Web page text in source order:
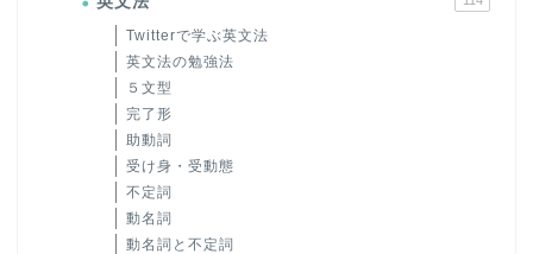
Twitterで学ぶ英文法
英文法の勉強法
５文型
完了形
助動詞
受け身・受動態
不定詞
動名詞
動名詞と不定詞